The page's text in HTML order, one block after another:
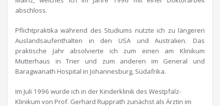
abschloss.
Pflichtpraktika während des Studiums nutzte ich zu längeren
Auslandsaufenthalten in den USA und Australien. Das
praktische Jahr absolvierte ich zum einen am Klinikum
Mutterhaus in Trier und zum anderen im General und
Baragwanath Hospital in Johannesburg, Südafrika.
Im Juli 1996 wurde ich in der Kinderklinik des Westpfalz-
Klinikum von Prof. Gerhard Rupprath zunächst als Ärztin im